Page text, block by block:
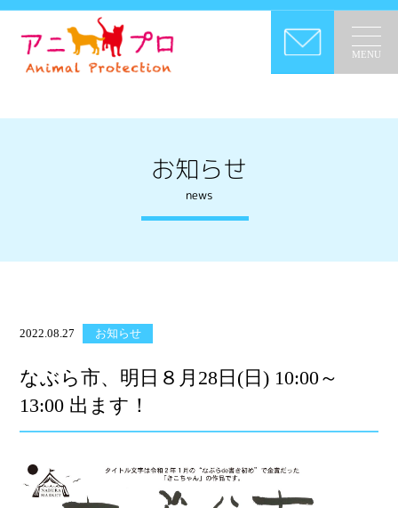
MENU
お知らせ
news
2022.08.27 お知らせ
なぶら市、明日８月28日(日) 10:00～
13:00 出ます！